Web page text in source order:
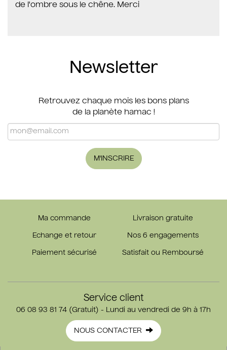
de l'ombre sous le chêne. Merci
Newsletter
Retrouvez chaque mois les bons plans
de la planète hamac !
M'INSCRIRE
Ma commande Livraison gratuite
Echange et retour Nos 6 engagements
Paiement sécurisé Satisfait ou Remboursé
Service client
06 08 93 81 74 (Gratuit) - Lundi au vendredi de 9h à 17h
NOUS CONTACTER